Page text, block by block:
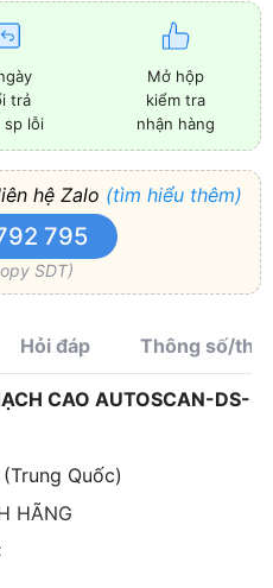
trả
sp lỗi
Mở hộp
kiểm tra
nhận hàng
hệ Zalo (tìm hiểu thêm)
795
SDT)
Hỏi đáp Thông số/
CAO AUTOSCAN-DS-
Quốc)
HÃNG